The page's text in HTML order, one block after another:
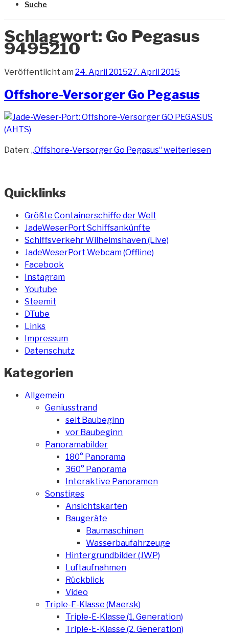
Suche
Schlagwort: Go Pegasus
9495210
Veröffentlicht am 24. April 201527. April 2015
Offshore-Versorger Go Pegasus
Daten: „Offshore-Versorger Go Pegasus“weiterlesen
Quicklinks
Größte Containerschiffe der Welt
JadeWeserPort Schiffsankünfte
Schiffsverkehr Wilhelmshaven (Live)
JadeWeserPort Webcam (Offline)
Facebook
Instagram
Youtube
Steemit
DTube
Links
Impressum
Datenschutz
Kategorien
Allgemein
Geniusstrand
seit Baubeginn
vor Baubeginn
Panoramabilder
180° Panorama
360° Panorama
Interaktive Panoramen
Sonstiges
Ansichtskarten
Baugeräte
Baumaschinen
Wasserbaufahrzeuge
Hintergrundbilder (JWP)
Luftaufnahmen
Rückblick
Video
Triple-E-Klasse (Maersk)
Triple-E-Klasse (1. Generation)
Triple-E-Klasse (2. Generation)